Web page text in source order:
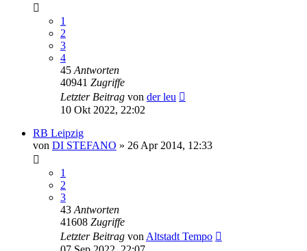
1
2
3
4
45 Antworten
40941 Zugriffe
Letzter Beitrag von der leu
10 Okt 2022, 22:02
RB Leipzig
von DI STEFANO » 26 Apr 2014, 12:33
1
2
3
43 Antworten
41608 Zugriffe
Letzter Beitrag von Altstadt Tempo